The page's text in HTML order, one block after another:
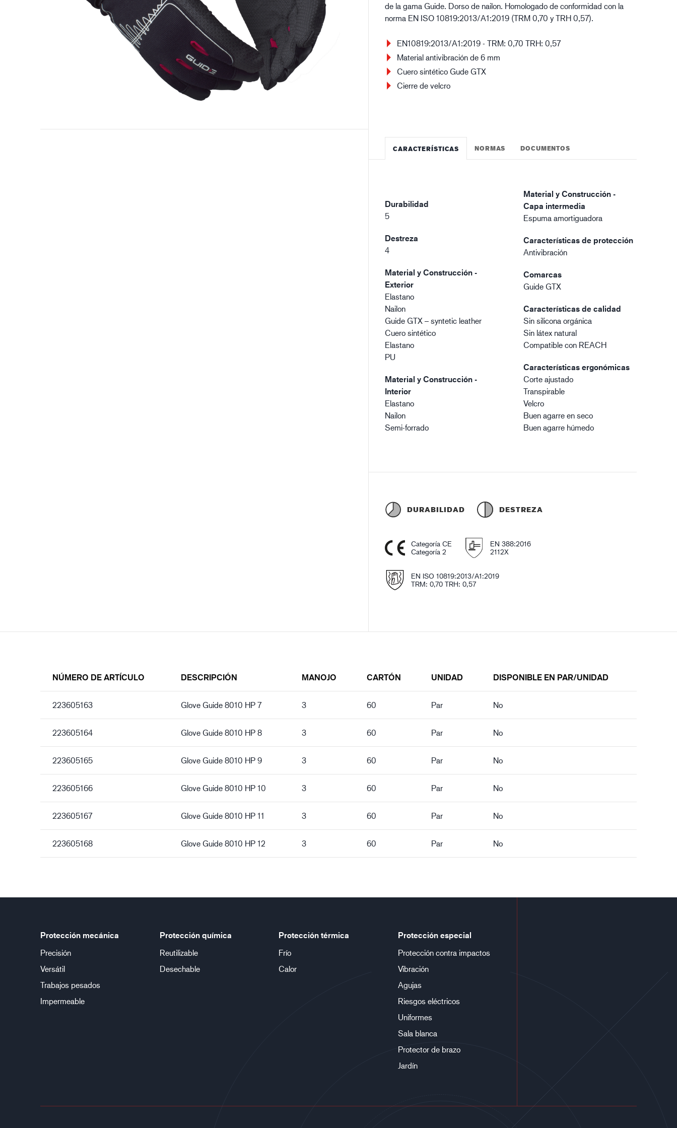
Industria petrolera y gasística Edificación y construcción Logística
de la gama Guide. Dorso de nailon. Homologado de conformidad con la
norma EN ISO 10819:2013/A1:2019 (TRM 0,70 y TRH 0,57).
EN10819:2013/A1:2019 - TRM: 0,70 TRH: 0,57
Material antivibración de 6 mm
Cuero sintético Gude GTX
Cierre de velcro
CARACTERÍSTICAS NORMAS DOCUMENTOS
Durabilidad
5
Destreza
4
Material y Construcción -
Exterior
Elastano
Nailon
Guide GTX – syntetic leather
Cuero sintético
Elastano
PU
Material y Construcción -
Interior
Elastano
Nailon
Semi-forrado
Material y Construcción -
Capa intermedia
Espuma amortiguadora
Características de protección
Antivibración
Comarcas
Guide GTX
Características de calidad
Sin silicona orgánica
Sin látex natural
Compatible con REACH
Características ergonómicas
Corte ajustado
Transpirable
Velcro
Buen agarre en seco
Buen agarre húmedo
DURABILIDAD DESTREZA
Categoría CE
Categoría 2
EN 388:2016
2112X
EN ISO 10819:2013/A1:2019
TRM: 0,70 TRH: 0,57
NÚMERO DE ARTÍCULO DESCRIPCIÓN MANOJO CARTÓN UNIDAD DISPONIBLE EN PAR/UNIDAD
223605163 Glove Guide 8010 HP 7 3 60 Par No
223605164 Glove Guide 8010 HP 8 3 60 Par No
223605165 Glove Guide 8010 HP 9 3 60 Par No
223605166 Glove Guide 8010 HP 10 3 60 Par No
223605167 Glove Guide 8010 HP 11 3 60 Par No
223605168 Glove Guide 8010 HP 12 3 60 Par No
Protección mecánica
Precisión
Versátil
Trabajos pesados
Impermeable
Protección química
Reutilizable
Desechable
Protección térmica
Frío
Calor
Protección especial
Protección contra impactos
Vibración
Agujas
Riesgos eléctricos
Uniformes
Sala blanca
Protector de brazo
Jardín